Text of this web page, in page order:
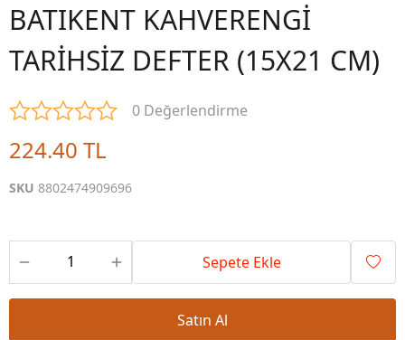
BATIKENT KAHVERENGİ
TARİHSİZ DEFTER (15X21 CM)
0 Değerlendirme
224.40 TL
SKU 8802474909696
Sepete Ekle
Satın Al